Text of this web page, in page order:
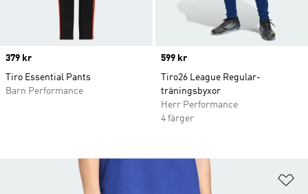
Price
379 kr
Tiro Essential Pants
Barn Performance
Price
599 kr
Tiro26 League Regular-
träningsbyxor
Herr Performance
4 färger